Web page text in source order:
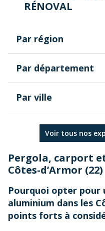
RÉNOVAL
Par région
Valais
Bretagne
Occitanie
Vaud
Île-de-France
Provence-Alpes-
Nouvelle-Aquitaine
Pays de la Loire
Grand Est
Par département
Par ville
Saint-Brieuc
Voir tous nos
Pergola, carport
Côtes-d’Armor (22)
Pourquoi opter pour
aluminium dans les
points forts à